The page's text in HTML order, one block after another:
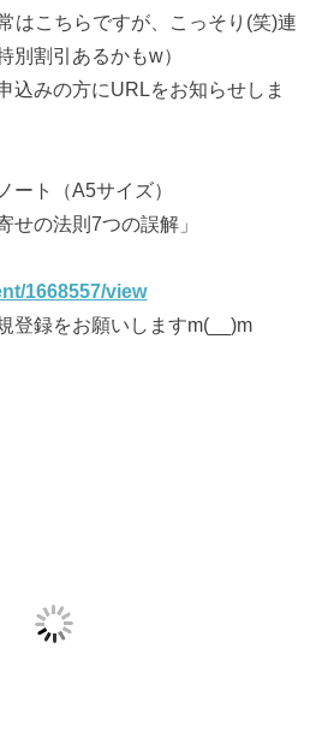
はこちらですが、こっそり(笑)連
別割引あるかもw）
込みの方にURLをお知らせしま
ト（A5サイズ）
の法則7つの誤解」
1668557/view
録をお願いしますm(__)m